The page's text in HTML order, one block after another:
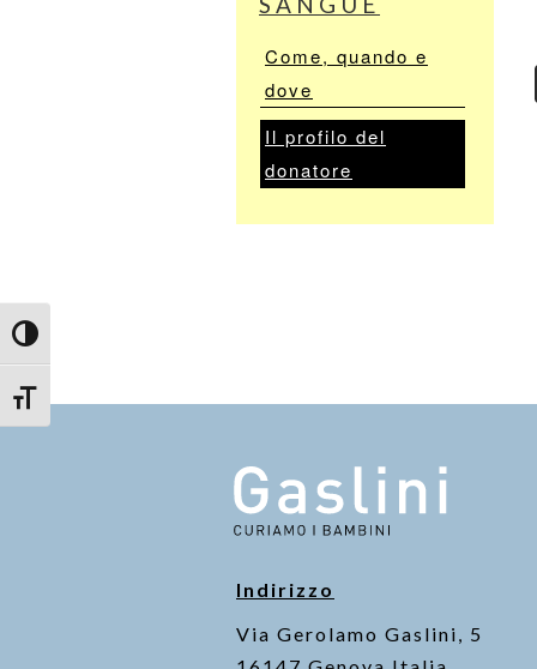
Attiva/disattiva alto contrasto
Attiva/disattiva dimensione testo
Come, quando e
dove
Il profilo del
donatore
Indirizzo
Via Gerolamo Gaslini, 5